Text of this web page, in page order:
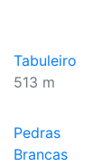
Tabuleiro
513 m
Pedras
Brancas